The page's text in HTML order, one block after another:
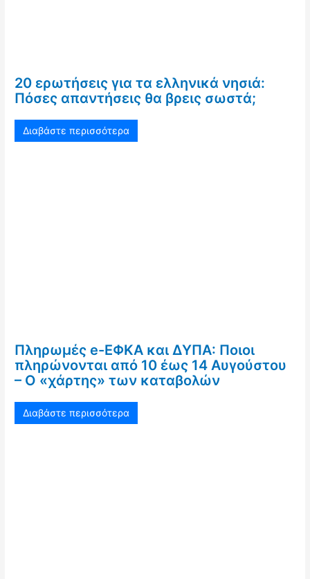
20 ερωτήσεις για τα ελληνικά νησιά:
Πόσες απαντήσεις θα βρεις σωστά;
Διαβάστε περισσότερα
Πληρωμές e-ΕΦΚΑ και ΔΥΠΑ: Ποιοι
πληρώνονται από 10 έως 14 Αυγούστου
– Ο «χάρτης» των καταβολών
Διαβάστε περισσότερα